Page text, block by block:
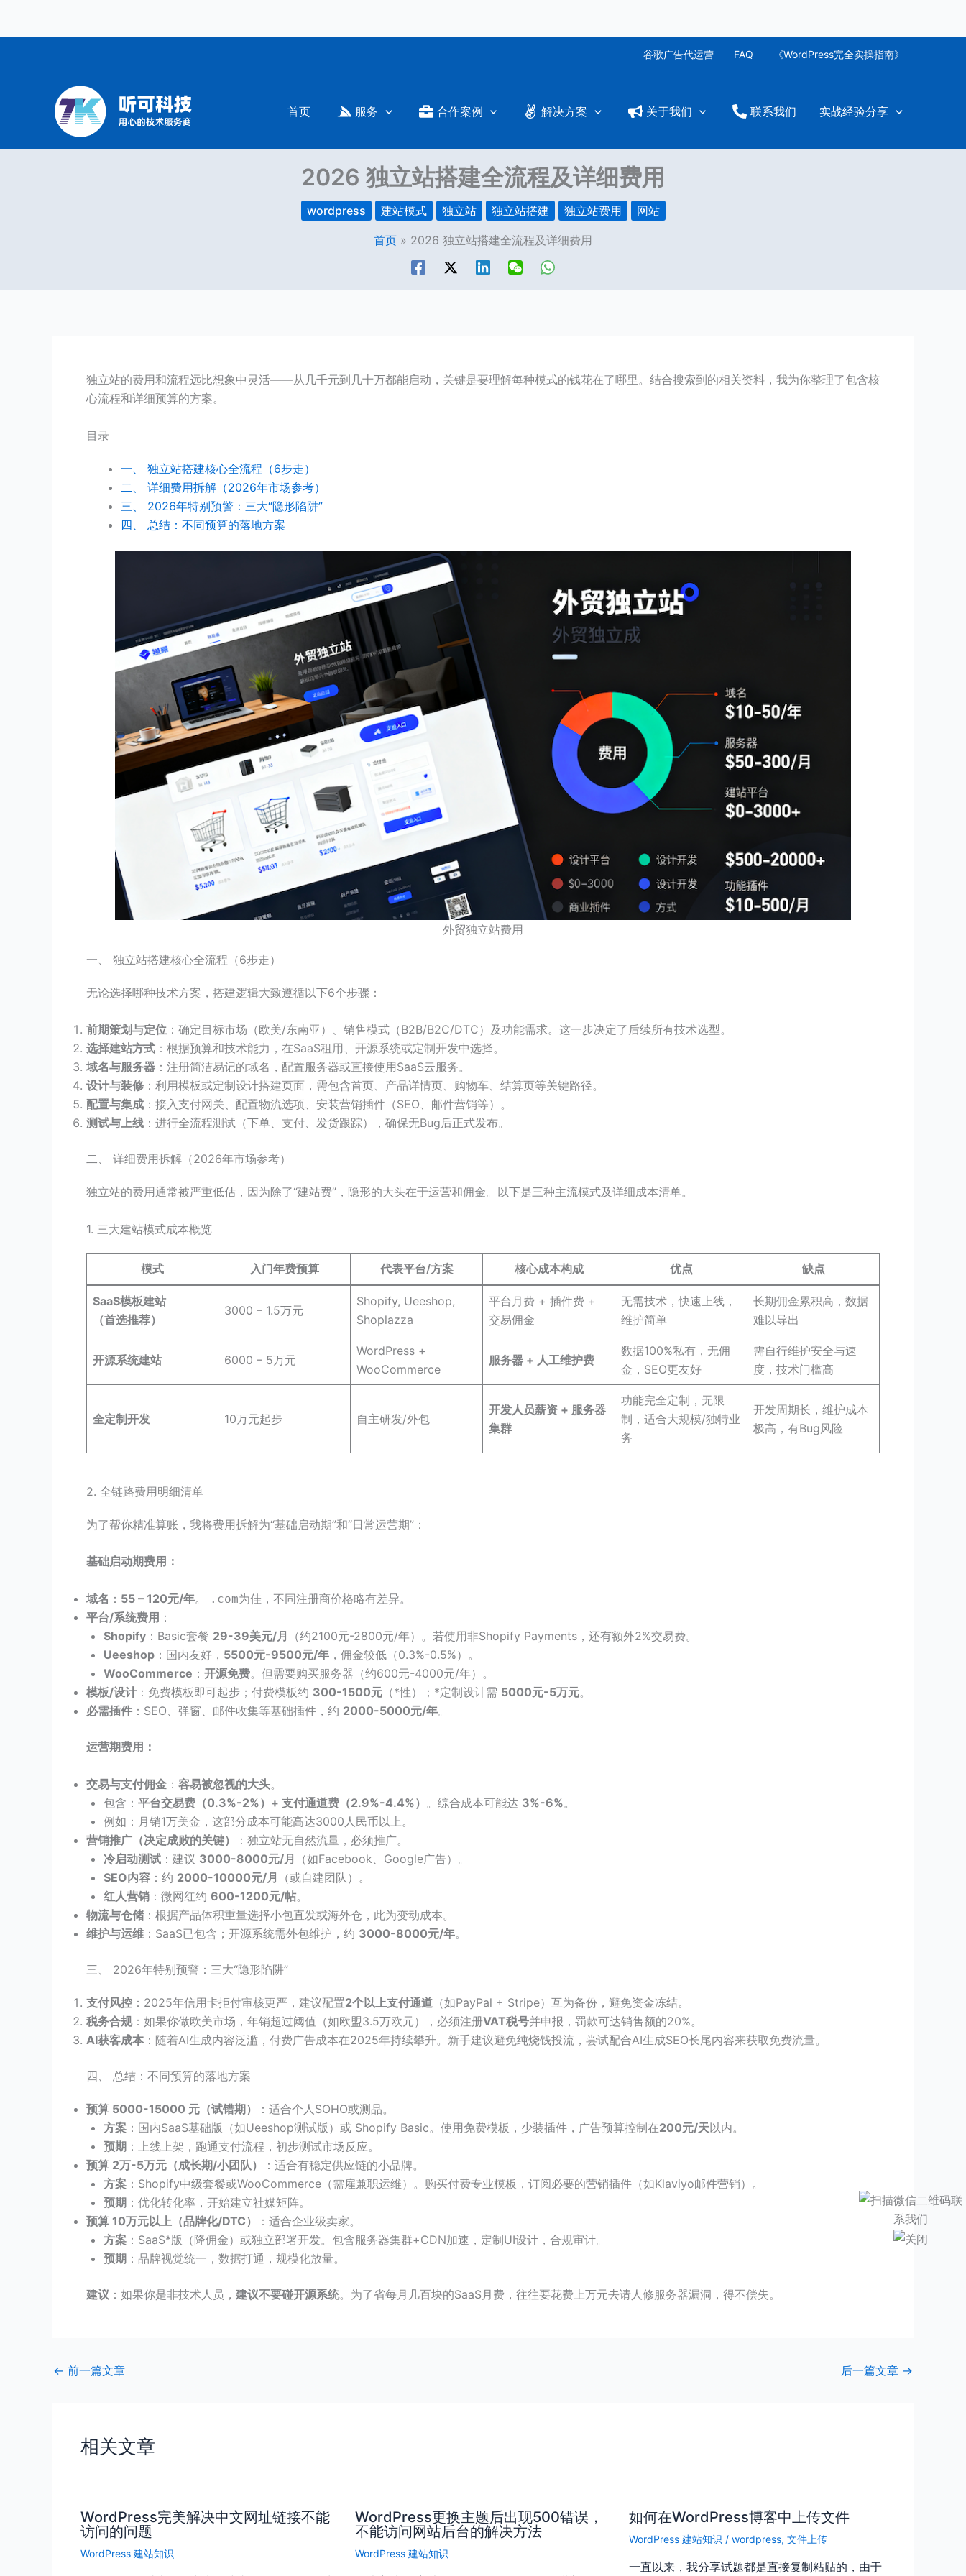
谷歌广告代运营 FAQ 《WordPress完全实操指南》
首页 服务 合作案例 解决方案 关于我们 联系我们 实战经验分享
2026 独立站搭建全流程及详细费用
wordpress 建站模式 独立站 独立站搭建 独立站费用 网站
首页 2026 独立站搭建全流程及详细费用
独立站的费用和流程远比想象中灵活——从几千元到几十万都能启动，关键是要理解每种模式的钱花在了哪里。结合搜索到的相关资料，我为你整理了包含核
心流程和详细预算的方案。
目录
一、 独立站搭建核心全流程（6步走）
二、 详细费用拆解（2026年市场参考）
三、 2026年特别预警：三大“隐形陷阱”
四、 总结：不同预算的落地方案
外贸独立站费用
一、 独立站搭建核心全流程（6步走）
无论选择哪种技术方案，搭建逻辑大致遵循以下6个步骤：
前期策划与定位 ：确定目标市场（欧美/东南亚）、销售模式（B2B/B2C/DTC）及功能需求。这一步决定了后续所有技术选型。
选择建站方式 ：根据预算和技术能力，在SaaS租用、开源系统或定制开发中选择。
域名与服务器 ：注册简洁易记的域名，配置服务器或直接使用SaaS云服务。
设计与装修 ：利用模板或定制设计搭建页面，需包含首页、产品详情页、购物车、结算页等关键路径。
配置与集成 ：接入支付网关、配置物流选项、安装营销插件（SEO、邮件营销等）。
测试与上线 ：进行全流程测试（下单、支付、发货跟踪），确保无Bug后正式发布。
二、 详细费用拆解（2026年市场参考）
独立站的费用通常被严重低估，因为除了“建站费”，隐形的大头在于运营和佣金。以下是三种主流模式及详细成本清单。
1. 三大建站模式成本概览
模式 入门年费预算 代表平台/方案 核心成本构成 优点 缺点
SaaS模板建站
（首选推荐）
3000 – 1.5万元
Shopify, Ueeshop,
Shoplazza
平台月费 + 插件费 +
交易佣金
无需技术，快速上线，
维护简单
长期佣金累积高，数据
难以导出
开源系统建站 6000 – 5万元
WordPress +
WooCommerce
服务器 + 人工维护费
数据100%私有，无佣
金，SEO更友好
需自行维护安全与速
度，技术门槛高
全定制开发 10万元起步 自主研发/外包
开发人员薪资 + 服务器
集群
功能完全定制，无限
制，适合大规模/独特业
务
开发周期长，维护成本
极高，有Bug风险
2. 全链路费用明细清单
为了帮你精准算账，我将费用拆解为“基础启动期”和“日常运营期”：
基础启动期费用：
域名 ： 55 – 120元/年。 .com为佳，不同注册商价格略有差异。
平台/系统费用 ：
Shopify ：Basic套餐 29-39美元/月 （约2100元-2800元/年）。若使用非Shopify Payments，还有额外2%交易费。
Ueeshop ：国内友好， 5500元-9500元/年 ，佣金较低（0.3%-0.5%） 。
WooCommerce ： 开源免费。但需要购买服务器（约600元-4000元/年） 。
模板/设计 ：免费模板即可起步；付费模板约 300-1500元 （*性）；*定制设计需 5000元-5万元。
必需插件 ：SEO、弹窗、邮件收集等基础插件，约 2000-5000元/年。
运营期费用：
交易与支付佣金 ： 容易被忽视的大头。
包含： 平台交易费（0.3%-2%）+ 支付通道费（2.9%-4.4%） 。综合成本可能达 3%-6%。
例如：月销1万美金，这部分成本可能高达3000人民币以上。
营销推广（决定成败的关键）
：独立站无自然流量，必须推广。
冷启动测试 ：建议 3000-8000元/月 （如Facebook、Google广告） 。
SEO内容 ：约 2000-10000元/月
（或自建团队）。
红人营销 ：微网红约 600-1200元/帖。
物流与仓储 ：根据产品体积重量选择小包直发或海外仓，此为变动成本。
维护与运维 ：SaaS已包含；开源系统需外包维护，约 3000-8000元/年。
三、 2026年特别预警：三大“隐形陷阱”
支付风控 ：2025年信用卡拒付审核更严，建议配置2个以上支付通道 （如PayPal + Stripe）互为备份，避免资金冻结。
税务合规：如果你做欧美市场，年销超过阈值（如欧盟3.5万欧元），必须注册VAT税号并申报，罚款可达销售额的20%。
AI获客成本 ：随着AI生成内容泛滥，付费广告成本在2025年持续攀升。新手建议避免纯烧钱投流，尝试配合AI生成SEO长尾内容来获取免费流量。
四、 总结：不同预算的落地方案
预算 5000-15000 元（试错期）
：适合个人SOHO或测品。
方案 ：国内SaaS基础版（如Ueeshop测试版）或 Shopify Basic。使用免费模板，少装插件，广告预算控制在200元/天以内。
预期 ：上线上架，跑通支付流程，初步测试市场反应。
预算 2万-5万元（成长期/小团队）
：适合有稳定供应链的小品牌。
方案 ：Shopify中级套餐或WooCommerce（需雇兼职运维）。购买付费专业模板，订阅必要的营销插件（如Klaviyo邮件营销）。
预期 ：优化转化率，开始建立社媒矩阵。
预算 10万元以上（品牌化/DTC）
：适合企业级卖家。
方案 ：SaaS*版（降佣金）或独立部署开发。包含服务器集群+CDN加速，定制UI设计，合规审计。
预期 ：品牌视觉统一，数据打通，规模化放量。
建议 ：如果你是非技术人员， 建议不要碰开源系统。为了省每月几百块的SaaS月费，往往要花费上万元去请人修服务器漏洞，得不偿失。
← 前一篇文章 后一篇文章 →
相关文章
WordPress完美解决中文网址链接不能
访问的问题
WordPress 建站知识
WordPress更换主题后出现500错误，
不能访问网站后台的解决方法
WordPress 建站知识
如何在WordPress博客中上传文件
WordPress 建站知识 /wordpress,文件上传
一直以来，我分享试题都是直接复制粘贴的，由于